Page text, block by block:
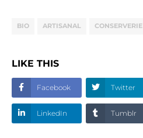
choses pour cette année.
BIO ARTISANAL CONSERVERIE
LIKE THIS
Facebook Twitter
LinkedIn Tumblr